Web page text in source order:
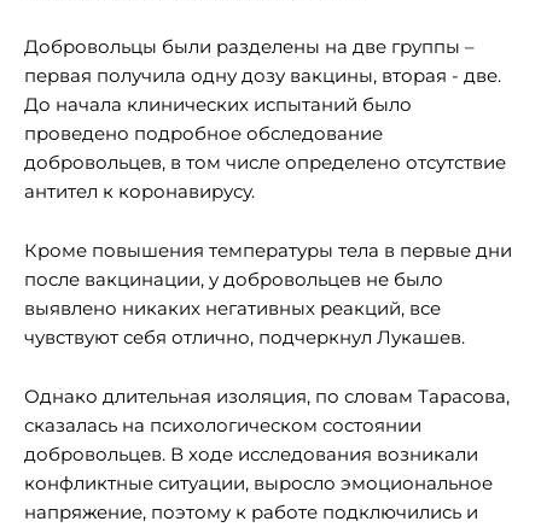
Добровольцы были разделены на две группы –
первая получила одну дозу вакцины, вторая - две.
До начала клинических испытаний было
проведено подробное обследование
добровольцев, в том числе определено отсутствие
антител к коронавирусу.
Кроме повышения температуры тела в первые дни
после вакцинации, у добровольцев не было
выявлено никаких негативных реакций, все
чувствуют себя отлично, подчеркнул Лукашев.
Однако длительная изоляция, по словам Тарасова,
сказалась на психологическом состоянии
добровольцев. В ходе исследования возникали
конфликтные ситуации, выросло эмоциональное
напряжение, поэтому к работе подключились и